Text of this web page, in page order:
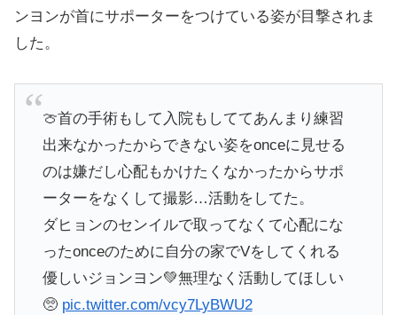
ンヨンが首にサポーターをつけている姿が目撃されま
した。
🍈首の手術もして入院もしててあんまり練習
出来なかったからできない姿をonceに見せる
のは嫌だし心配もかけたくなかったからサポ
ーターをなくして撮影…活動をしてた。
ダヒョンのセンイルで取ってなくて心配にな
ったonceのために自分の家でVをしてくれる
優しいジョンヨン💚無理なく活動してほしい
🥺 pic.twitter.com/vcy7LyBWU2